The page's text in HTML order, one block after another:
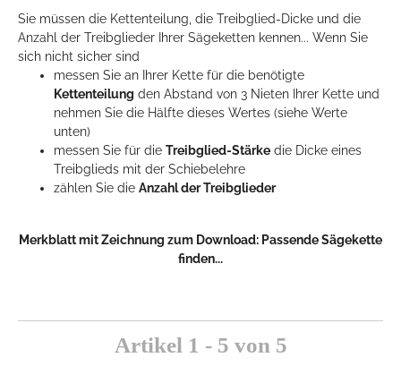
Sie müssen die Kettenteilung, die Treibglied-Dicke und die
Anzahl der Treibglieder Ihrer Sägeketten kennen... Wenn Sie
sich nicht sicher sind
messen Sie an Ihrer Kette für die benötigte
Kettenteilung den Abstand von 3 Nieten Ihrer Kette und
nehmen Sie die Hälfte dieses Wertes (siehe Werte
unten)
messen Sie für die Treibglied-Stärke die Dicke eines
Treibglieds mit der Schiebelehre
zählen Sie die Anzahl der Treibglieder
Merkblatt mit Zeichnung zum Download: Passende Sägekette
finden...
Artikel 1 - 5 von 5